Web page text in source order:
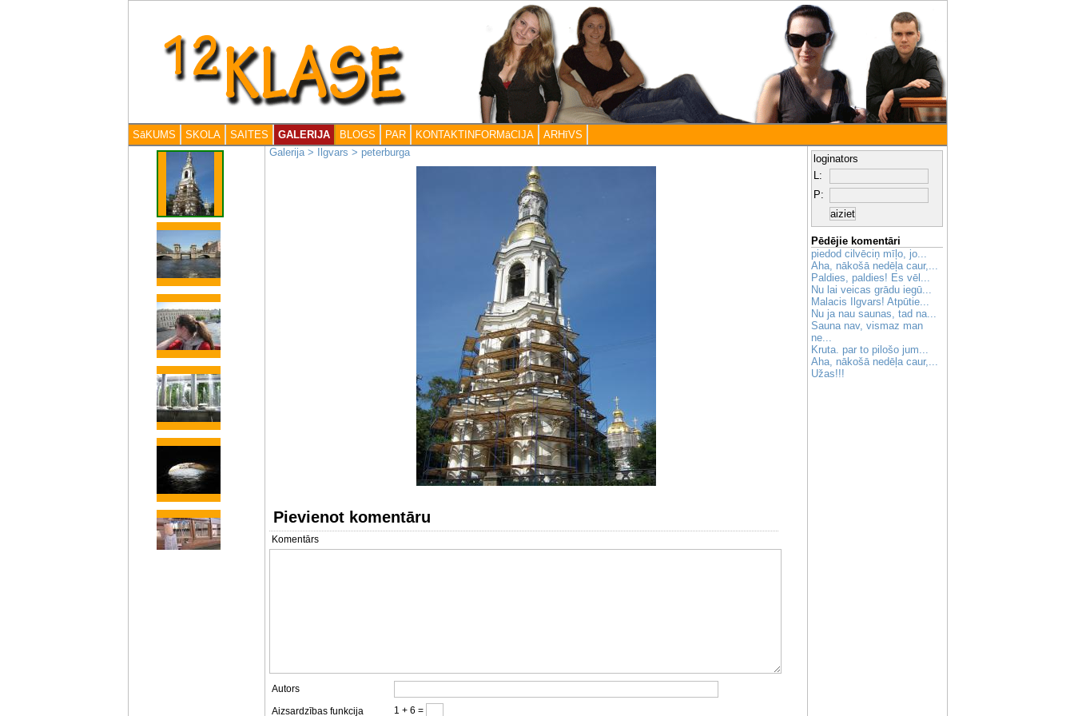
SāKUMS SKOLA SAITES GALERIJA BLOGS PAR KONTAKTINFORMāCIJA
ARHīVS
Galerija> Ilgvars > peterburga
Pievienot komentāru
Komentārs
Autors
Aizsardzības funkcija
1 + 6 =
loginators
L:
P:
Pēdējie komentāri
piedod cilvēciņ mīļo, jo...
Aha, nākošā nedēļa caur,...
Paldies, paldies! Es vēl...
Nu lai veicas grādu iegū...
Malacis Ilgvars! Atpūtie...
Nu ja nau saunas, tad na...
Sauna nav, vismaz man
ne...
Kruta. par to pilošo jum...
Aha, nākošā nedēļa caur,...
Užas!!!